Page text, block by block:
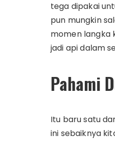
tega dipakai
pun mungkin
momen langka
jadi api dalam
Pahami
Itu baru satu
ini sebaiknya